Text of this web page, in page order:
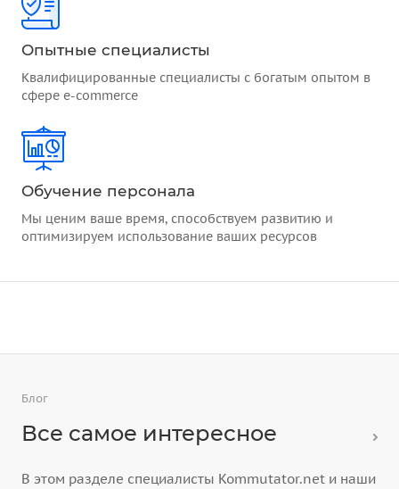
Опытные специалисты
Квалифицированные специалисты с богатым опытом в
сфере e-commerce
Обучение персонала
Мы ценим ваше время, способствуем развитию и
оптимизируем использование ваших ресурсов
Блог
Все самое интересное
В этом разделе специалисты Kommutator.net и наши